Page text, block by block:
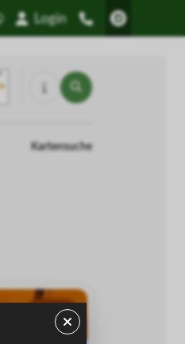
Login
Kartensuche
-35%